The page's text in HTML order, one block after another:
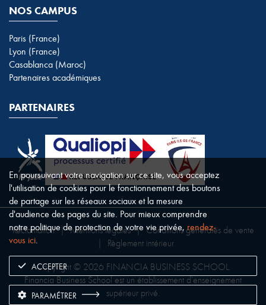
NOS CAMPUS
Paris (France)
Lyon (France)
Casablanca (Maroc)
Partenaires académiques
PARTENAIRES
Copyright © 2026 FINANCIA BUSINESS SCHOOL.
Financia Business School est un établissement d’enseignement
supérieur privé.
Réclamation | Mentions légales | Conditions générales de vente
Règlement intérieur
En poursuivant votre navigation sur ce site, vous acceptez
l'utilisation de cookies pour le fonctionnement des boutons
de partage sur les réseaux sociaux et la mesure
d'audience des pages du site. Pour mieux comprendre
notre politique de protection de votre vie privée,rendez-
vous ici.
ACCEPTER
PARAMÉTRER